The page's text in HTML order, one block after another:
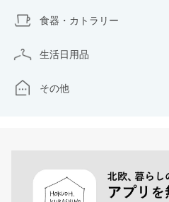
食器・カトラリー
生活日用品
その他